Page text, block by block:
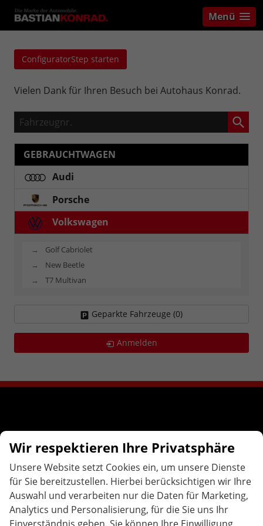
Menü
ConfiguratorStep starten
Vielen Dank für Ihren Besuch bei Autohaus Konrad.
Fahrzeugnr.
GEBRAUCHTWAGEN
Audi
Porsche
Volkswagen
Golf Cabriolet
New Beetle
T7 Multivan
Geparkte Fahrzeuge (0)
Anmelden
Brunnenweg 14
76646Bruchsal
Telefon:
07251-3276833
E-Mail: info@bastiankonrad.de
Wir respektieren Ihre Privatsphäre
Unsere Website setzt Cookies ein, um unsere Dienste
für Sie bereitzustellen. Hierbei berücksichtigen wir Ihre
Auswahl und verarbeiten nur die Daten für Marketing,
Analytics und Personalisierung, für die Sie uns Ihr